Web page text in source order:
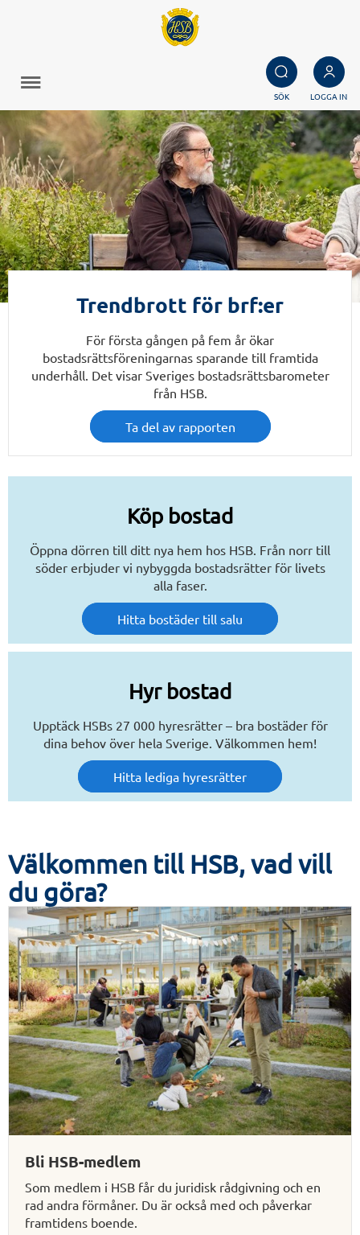
SÖK LOGGA IN
Trendbrott för brf:er
För första gången på fem år ökar
bostadsrättsföreningarnas sparande till framtida
underhåll. Det visar Sveriges bostadsrättsbarometer
från HSB.
Ta del av rapporten
Köp bostad
Öppna dörren till ditt nya hem hos HSB. Från norr till
söder erbjuder vi nybyggda bostadsrätter för livets
alla faser.
Hitta bostäder till salu
Hyr bostad
Upptäck HSBs 27 000 hyresrätter – bra bostäder för
dina behov över hela Sverige. Välkommen hem!
Hitta lediga hyresrätter
Välkommen till HSB, vad vill
du göra?
Bli HSB-medlem
Som medlem i HSB får du juridisk rådgivning och en
rad andra förmåner. Du är också med och påverkar
framtidens boende.